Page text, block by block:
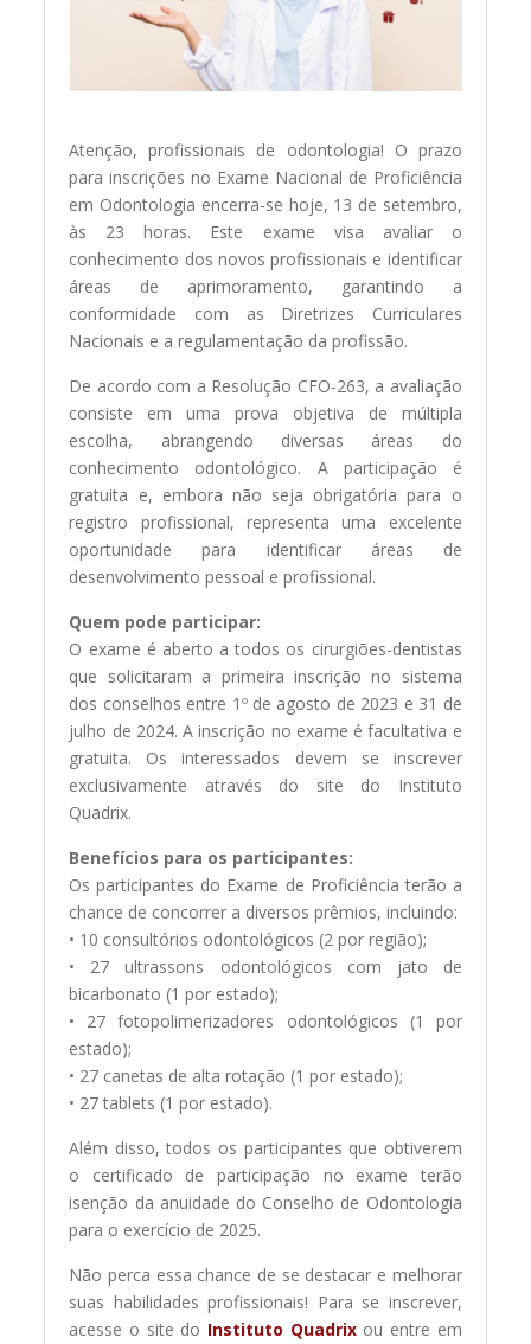
Atenção, profissionais de odontologia! O prazo
para inscrições no Exame Nacional de Proficiência
em Odontologia encerra-se hoje, 13 de setembro,
às 23 horas. Este exame visa avaliar o
conhecimento dos novos profissionais e identificar
áreas de aprimoramento, garantindo a
conformidade com as Diretrizes Curriculares
Nacionais e a regulamentação da profissão.
De acordo com a Resolução CFO-263, a avaliação
consiste em uma prova objetiva de múltipla
escolha, abrangendo diversas áreas do
conhecimento odontológico. A participação é
gratuita e, embora não seja obrigatória para o
registro profissional, representa uma excelente
oportunidade para identificar áreas de
desenvolvimento pessoal e profissional.
Quem pode participar:
O exame é aberto a todos os cirurgiões-dentistas
que solicitaram a primeira inscrição no sistema
dos conselhos entre 1º de agosto de 2023 e 31 de
julho de 2024. A inscrição no exame é facultativa e
gratuita. Os interessados devem se inscrever
exclusivamente através do site do Instituto
Quadrix.
Benefícios para os participantes:
Os participantes do Exame de Proficiência terão a
chance de concorrer a diversos prêmios, incluindo:
• 10 consultórios odontológicos (2 por região);
• 27 ultrassons odontológicos com jato de
bicarbonato (1 por estado);
• 27 fotopolimerizadores odontológicos (1 por
estado);
• 27 canetas de alta rotação (1 por estado);
• 27 tablets (1 por estado).
Além disso, todos os participantes que obtiverem
o certificado de participação no exame terão
isenção da anuidade do Conselho de Odontologia
para o exercício de 2025.
Não perca essa chance de se destacar e melhorar
suas habilidades profissionais! Para se inscrever,
acesse o site do Instituto Quadrixou entre em